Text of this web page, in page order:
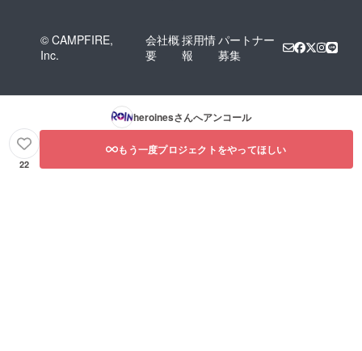
© CAMPFIRE,
Inc.
会社概
要
採用情
報
パートナー
募集
heroinesさんへアンコール
22
もう一度プロジェクトをやってほしい